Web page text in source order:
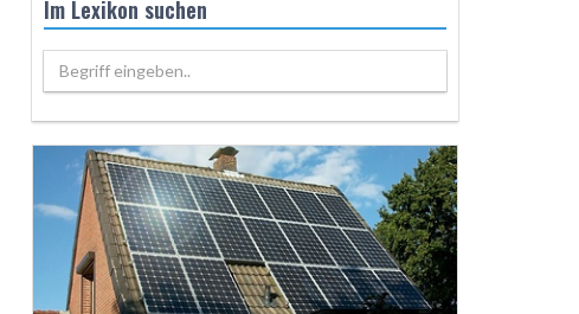
Im Lexikon suchen
Begriff eingeben..